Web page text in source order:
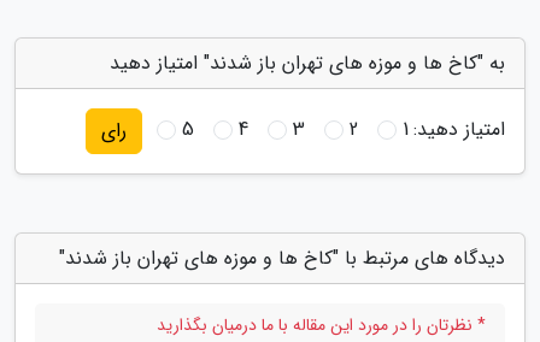
به "کاخ ها و موزه های تهران باز شدند" امتیاز دهید
امتیاز دهید:1
2
3
4
5 رای
دیدگاه های مرتبط با "کاخ ها و موزه های تهران باز شدند"
* نظرتان را در مورد این مقاله با ما درمیان بگذارید